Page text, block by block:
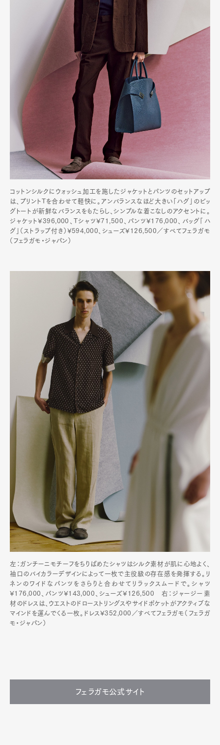
コットンシルクにウォッシュ加工を施したジャケットとパンツのセットアップ
は、プリントTを合わせて軽快に。アンバランスなほど大きい「ハグ」のビッ
グトートが新鮮なバランスをもたらし、シンプルな着こなしのアクセントに。
ジャケット¥396,000、Tシャツ¥71,500、パンツ¥176,000、バッグ「ハ
グ」（ストラップ付き）¥594,000、シューズ¥126,500／すべてフェラガモ
（フェラガモ・ジャパン）
左：ガンチーニモチーフをちりばめたシャツはシルク素材が肌に心地よく、
袖口のバイカラーデザインによって一枚で主役級の存在感を発揮する。リ
ネンのワイドなパンツをさらりと合わせてリラックスムードで。シャツ
¥176,000、パンツ¥143,000、シューズ¥126,500 右：ジャージー素
材のドレスは、ウエストのドローストリングスやサイドポケットがアクティブな
マインドを運んでくる一枚。ドレス¥352,000／すべてフェラガモ（フェラガ
モ・ジャパン）
フェラガモ公式サイト